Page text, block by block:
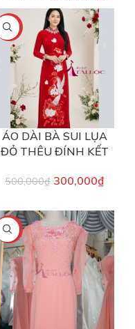
-40%
ÁO DÀI BÀ SUI LỤA
ĐỎ THÊU ĐÍNH KẾT
500,000₫ 300,000₫
-25%